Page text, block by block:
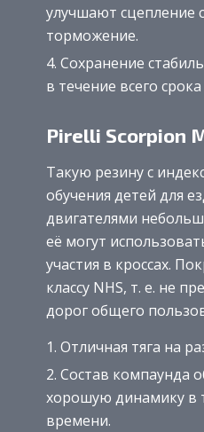
улучшают сцепление
торможение.
Сохранение
в течение всего
Pirelli Scorpion
Такую резину с
обучения детей для
двигателями
её могут
участия в кроссах.
классу NHS, т. е. не
дорог общего
Отличная тяга на
Состав компаунда
хорошую динамику в
времени.